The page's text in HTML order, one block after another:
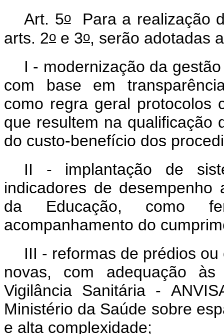
Art. 5oPara a realização
arts. 2o e 3o, serão adotadas
I - modernização da
com base em
como regra geral protocolos
que resultem na qualificação
do custo-benefício dos
II - implantação de
indicadores de
da Educação, como
acompanhamento do
III - reformas de prédios
novas, com adequação
Vigilância Sanitária -
Ministério da Saúde sobre
e alta complexidade;